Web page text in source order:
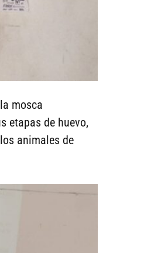
mosca
etapas de huevo,
animales de